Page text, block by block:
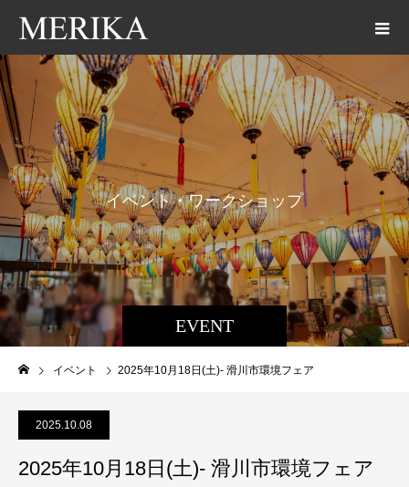
EVENT
イベント・ワークシ ョ
プ
交
イベント 2025年10月18日(土)- 滑川市環境フェア
2025.10.08
2025年10月18日(土)- 滑川市環境フェア